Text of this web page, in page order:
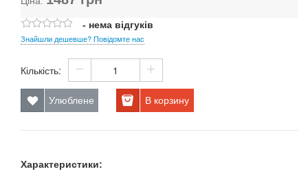
- нема відгуків
Знайшли дешевше? Повідомте нас
Кількість:
Улюблене В корзину
Характеристики: